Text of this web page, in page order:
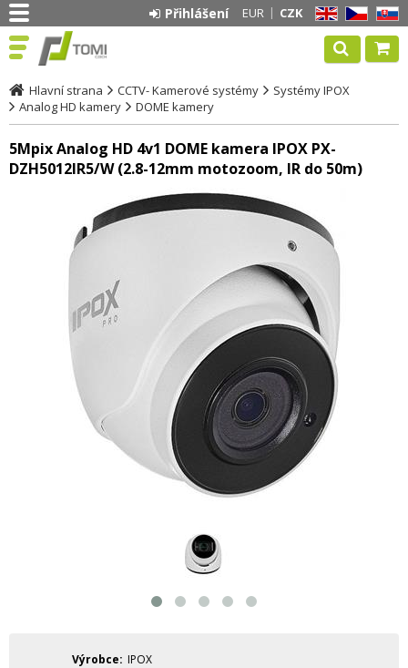
EN CZ SK
EUR CZK
Přihlášení
Hlavní strana CCTV- Kamerové systémy
Systémy IPOX
Analog HD kamery
DOME kamery
5Mpix Analog HD 4v1 DOME kamera IPOX PX-
DZH5012IR5/W (2.8-12mm motozoom, IR do 50m)
Výrobce
IPOX